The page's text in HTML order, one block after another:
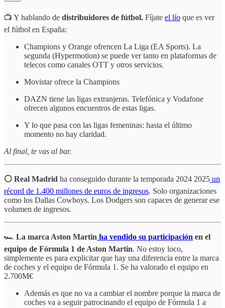
📺 Y hablando de distribuidores de fútbol. Fíjate el lío que es ver
el fútbol en España:
Champions y Orange ofrencen La Liga (EA Sports). La
segunda (Hypermotion) se puede ver tanto en plataformas de
telecos como canales OTT y otros servicios.
Movistar ofrece la Champions
DAZN tiene las ligas extranjeras. Telefónica y Vodafone
ofrecen algunos encuentros de estas ligas.
Y lo que pasa con las ligas femeninas: hasta el último
momento no hay claridad.
Al final, te vas al bar.
⚪️ Real Madrid ha conseguido durante la temporada 2024 2025 un
récord de 1.400 millones de euros de ingresos. Solo organizaciones
como los Dallas Cowboys. Los Dodgers son capaces de generar ese
volumen de ingresos.
🏎️ La marca Aston Martin ha vendido su participación en el
equipo de Fórmula 1 de Aston Martin. No estoy loco,
simplemente es para explicitar que hay una diferencia entre la marca
de coches y el equipo de Fórmula 1. Se ha valorado el equipo en
2.700M€
Además es que no va a cambiar el nombre porque la marca de
coches va a seguir patrocinando el equipo de Fórmula 1 a